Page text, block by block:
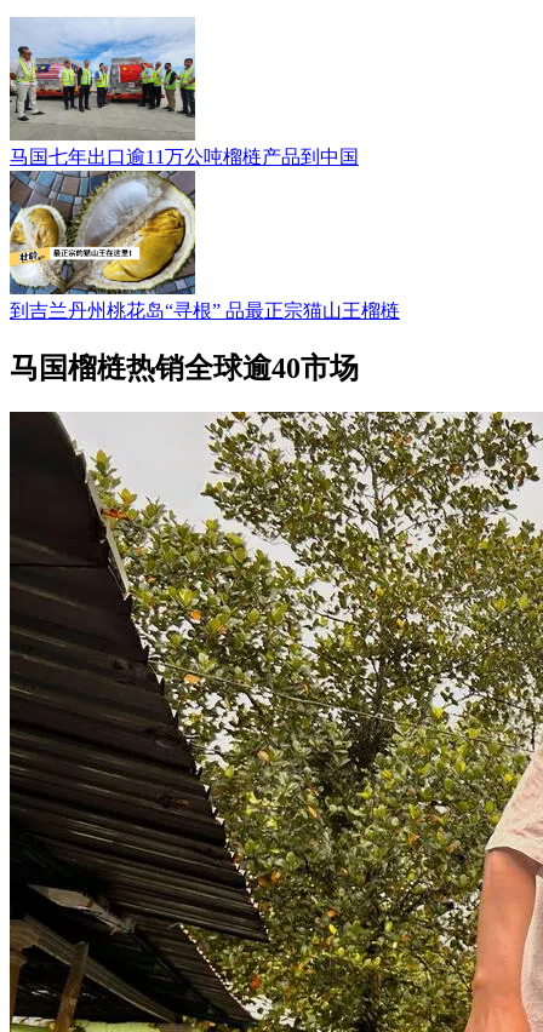
马国七年出口逾11万公吨榴梿产品到中国
到吉兰丹州桃花岛“寻根” 品最正宗猫山王榴梿
马国榴梿热销全球逾40市场